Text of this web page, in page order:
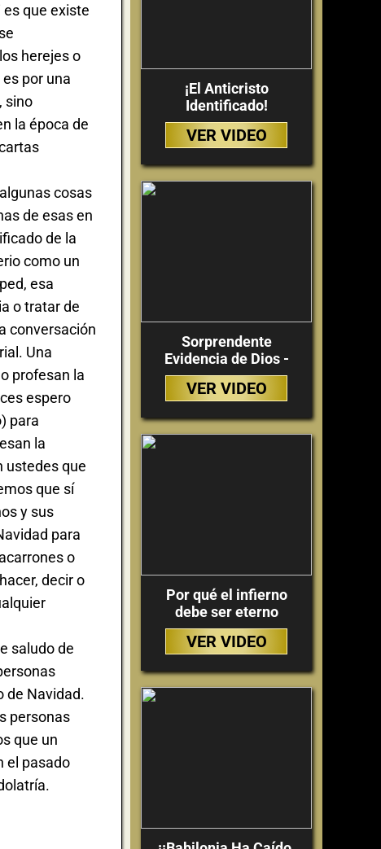
que existe
herejes o
por una
sino
la época de
cosas
de esas en
de la
como un
esa
o tratar de
conversación
Una
profesan la
espero
para
la
ustedes que
que sí
y sus
para
o
decir o
saludo de
de Navidad.
personas
que un
el pasado
¡El Anticristo
Identificado!
VER VIDEO
Sorprendente
Evidencia de Dios -
VER VIDEO
Por qué el infierno
debe ser eterno
VER VIDEO